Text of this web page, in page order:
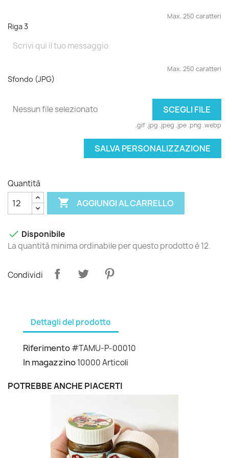
Max. 250 caratteri
Riga 3
Max. 250 caratteri
Sfondo (JPG)
Nessun file selezionato SCEGLI FILE
.gif .jpg .jpeg .jpe .png .webp
SALVA PERSONALIZZAZIONE
Quantità
 AGGIUNGI AL CARRELLO
 Disponibile
La quantità minima ordinabile per questo prodotto è 12.
Condividi
Dettagli del prodotto
Riferimento#TAMU-P-00010
In magazzino10000 Articoli
POTREBBE ANCHE PIACERTI